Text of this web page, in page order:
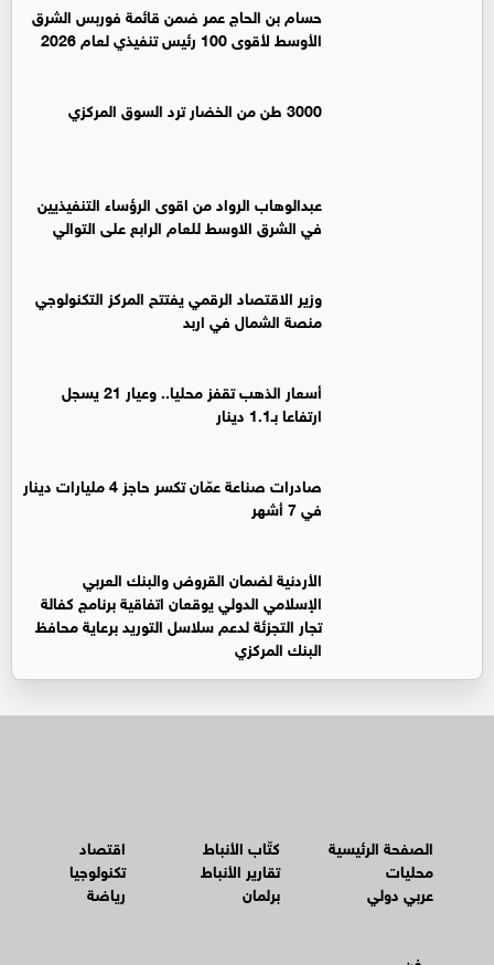
حسام بن الحاج عمر ضمن قائمة فوربس الشرق
الأوسط لأقوى 100 رئيس تنفيذي لعام 2026
3000 طن من الخضار ترد السوق المركزي
عبدالوهاب الرواد من اقوى الرؤساء التنفيذيين
في الشرق الاوسط للعام الرابع على التوالي
وزير الاقتصاد الرقمي يفتتح المركز التكنولوجي
منصة الشمال في اربد
أسعار الذهب تقفز محليا.. وعيار 21 يسجل
ارتفاعا بـ1.1 دينار
صادرات صناعة عمّان تكسر حاجز 4 مليارات دينار
في 7 أشهر
الأردنية لضمان القروض والبنك العربي
الإسلامي الدولي يوقعان اتفاقية برنامج كفالة
تجار التجزئة لدعم سلاسل التوريد برعاية محافظ
البنك المركزي
الصفحة الرئيسية
محليات
عربي دولي
كتّاب الأنباط
تقارير الأنباط
برلمان
اقتصاد
تكنولوجيا
رياضة